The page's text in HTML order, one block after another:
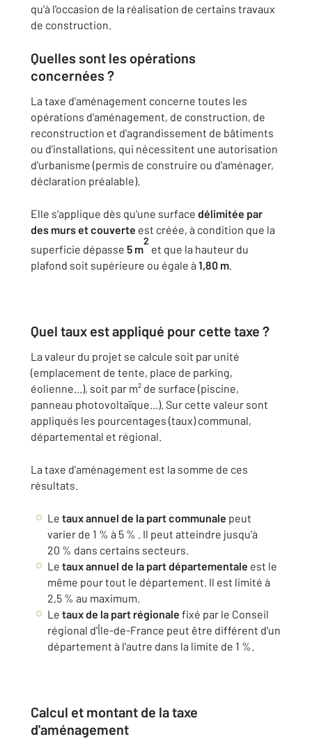
qu'à l'occasion de la réalisation de certains travaux
de construction.
Quelles sont les opérations
concernées ?
La taxe d'aménagement concerne toutes les
opérations d'aménagement, de construction, de
reconstruction et d'agrandissement de bâtiments
ou d'installations, qui nécessitent une autorisation
d'urbanisme (permis de construire ou d'aménager,
déclaration préalable).
Elle s'applique dès qu'une surface délimitée par
des murs et couverte est créée, à condition que la
superficie dépasse 5 m
2
et que la hauteur du
plafond soit supérieure ou égale à 1,80 m.
Quel taux est appliqué pour cette taxe ?
La valeur du projet se calcule soit par unité
(emplacement de tente, place de parking,
éolienne...), soit par m² de surface (piscine,
panneau photovoltaïque...). Sur cette valeur sont
appliqués les pourcentages (taux) communal,
départemental et régional.
La taxe d'aménagement est la somme de ces
résultats.
Le taux annuel de la part communale peut
varier de 1 % à 5 % . Il peut atteindre jusqu'à
20 % dans certains secteurs.
Le taux annuel de la part départementale est le
même pour tout le département. Il est limité à
2,5 % au maximum.
Le taux de la part régionale fixé par le Conseil
régional d’Île-de-France peut être différent d'un
département à l'autre dans la limite de 1 %.
Calcul et montant de la taxe
d'aménagement